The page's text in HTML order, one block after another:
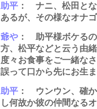
助平 ： ナニ、松田と
あるが、その様なオナ
爺や ： 助平様ボケる
方、松平などと云う由
度々お食事をご一緒な
誤って口から先にお生
助平 ： ウンウン、確
し何故か彼の仲間なる